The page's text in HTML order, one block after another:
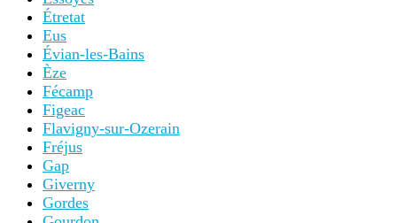
Étretat
Eus
Évian-les-Bains
Èze
Fécamp
Figeac
Flavigny-sur-Ozerain
Fréjus
Gap
Giverny
Gordes